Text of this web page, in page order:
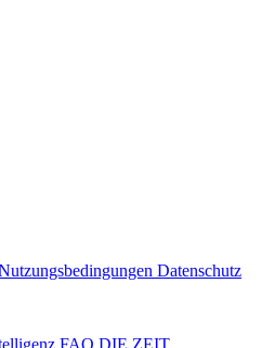
Datenschutz
FAQ DIE ZEIT